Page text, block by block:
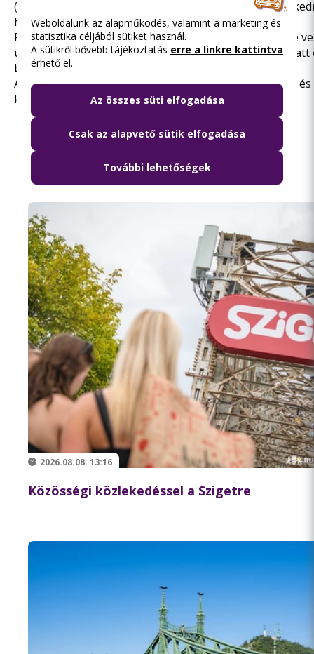
(a 121-es busz végállomásától) 4:20-tól 23:50-ig
harminc percenként. Útközben nem állnak meg.
Rákosrendező vasútállomásnál a MOL Bubi is igénybe
út/Dévényi út csomópontban), ahonnan 15-20 perc alatt
belváros.
A bérletelfogadással érintett BKK szolgáltatások köre
kapcsolatos minden további információ
Olvasd el ezt is
2026.08.08. 13:16
Közösségi közlekedéssel a Szigetre
Weboldalunk az alapműködés, valamint a marketing és
statisztika céljából sütiket használ.
A sütikről bővebb tájékoztatás erre a linkre kattintva
érhető el.
Az összes süti elfogadása
Csak az alapvető sütik elfogadása
További lehetőségek